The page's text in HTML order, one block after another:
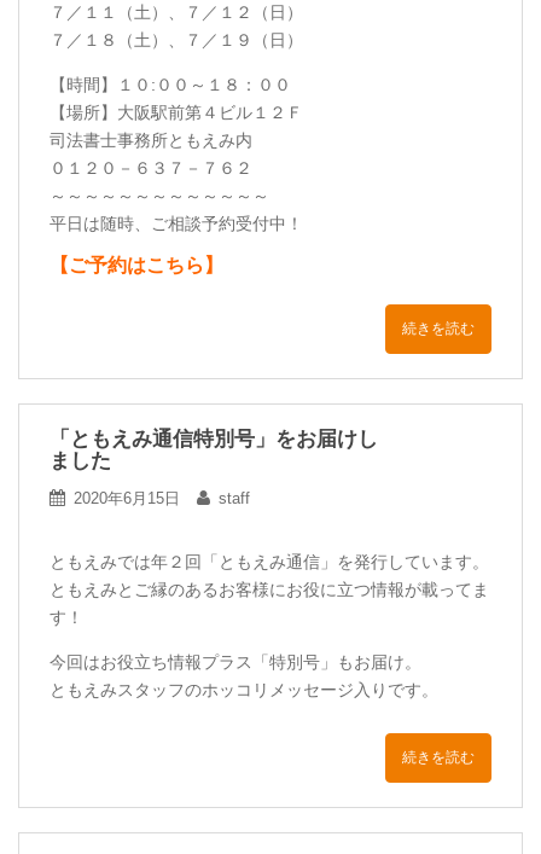
７／１１（土）、７／１２（日）
７／１８（土）、７／１９（日）
【時間】１０:００～１８：００
【場所】大阪駅前第４ビル１２Ｆ
司法書士事務所ともえみ内
０１２０－６３７－７６２
～～～～～～～～～～～～～
平日は随時、ご相談予約受付中！
【ご予約はこちら】
続きを読む
「ともえみ通信特別号」をお届けし
ました
2020年6月15日 staff
ともえみでは年２回「ともえみ通信」を発行しています。
ともえみとご縁のあるお客様にお役に立つ情報が載ってま
す！
今回はお役立ち情報プラス「特別号」もお届け。
ともえみスタッフのホッコリメッセージ入りです。
続きを読む